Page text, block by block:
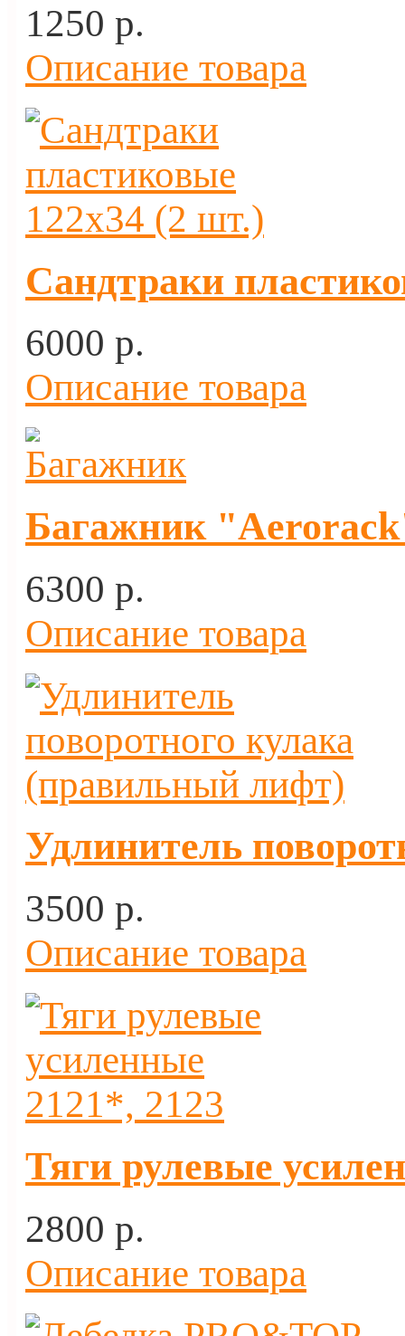
1250 p.
Описание товара
Сандтраки
6000 p.
Описание товара
Багажник
6300 p.
Описание товара
Удлинитель
3500 p.
Описание товара
Тяги рулевые
2800 p.
Описание товара